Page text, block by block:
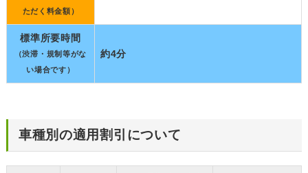
ただく料金額）
標準所要時間
（渋滞・規制等がな
い場合です）
約4分
車種別の適用割引について